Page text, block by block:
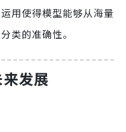
用使得模型能够从海量
类的准确性。
发展